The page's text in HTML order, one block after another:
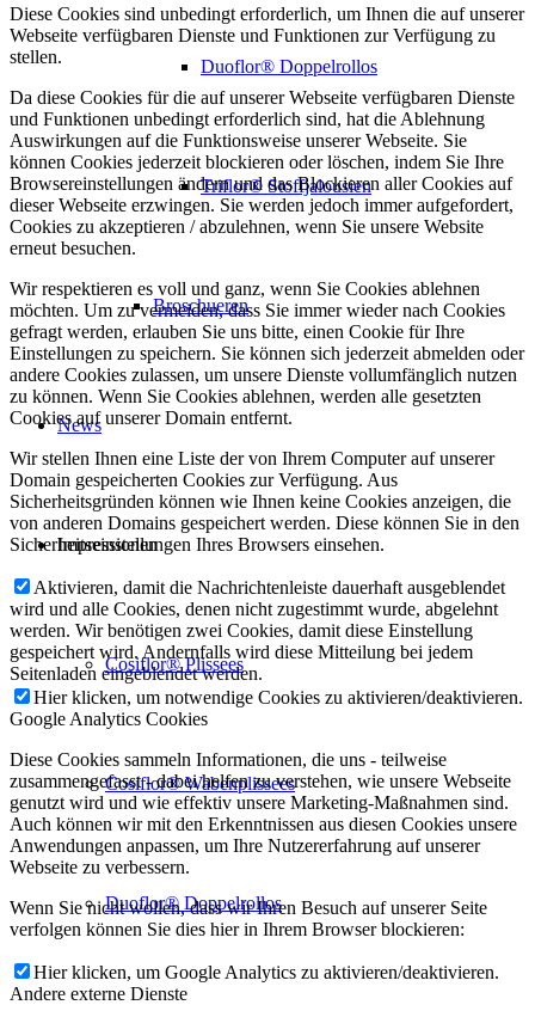
Duoflor® Doppelrollos
Triflor® Stoffjalousien
Broschueren
News
Impressionen
Cosiflor® Plissees
Cosiflor® Wabenplissees
Duoflor® Doppelrollos
Diese Cookies sind unbedingt erforderlich, um Ihnen die auf unserer
Webseite verfügbaren Dienste und Funktionen zur Verfügung zu
stellen.
Da diese Cookies für die auf unserer Webseite verfügbaren Dienste
und Funktionen unbedingt erforderlich sind, hat die Ablehnung
Auswirkungen auf die Funktionsweise unserer Webseite. Sie
können Cookies jederzeit blockieren oder löschen, indem Sie Ihre
Browsereinstellungen ändern und das Blockieren aller Cookies auf
dieser Webseite erzwingen. Sie werden jedoch immer aufgefordert,
Cookies zu akzeptieren / abzulehnen, wenn Sie unsere Website
erneut besuchen.
Wir respektieren es voll und ganz, wenn Sie Cookies ablehnen
möchten. Um zu vermeiden, dass Sie immer wieder nach Cookies
gefragt werden, erlauben Sie uns bitte, einen Cookie für Ihre
Einstellungen zu speichern. Sie können sich jederzeit abmelden oder
andere Cookies zulassen, um unsere Dienste vollumfänglich nutzen
zu können. Wenn Sie Cookies ablehnen, werden alle gesetzten
Cookies auf unserer Domain entfernt.
Wir stellen Ihnen eine Liste der von Ihrem Computer auf unserer
Domain gespeicherten Cookies zur Verfügung. Aus
Sicherheitsgründen können wie Ihnen keine Cookies anzeigen, die
von anderen Domains gespeichert werden. Diese können Sie in den
Sicherheitseinstellungen Ihres Browsers einsehen.
Aktivieren, damit die Nachrichtenleiste dauerhaft ausgeblendet
wird und alle Cookies, denen nicht zugestimmt wurde, abgelehnt
werden. Wir benötigen zwei Cookies, damit diese Einstellung
gespeichert wird. Andernfalls wird diese Mitteilung bei jedem
Seitenladen eingeblendet werden.
Hier klicken, um notwendige Cookies zu aktivieren/deaktivieren.
Google Analytics Cookies
Diese Cookies sammeln Informationen, die uns - teilweise
zusammengefasst - dabei helfen zu verstehen, wie unsere Webseite
genutzt wird und wie effektiv unsere Marketing-Maßnahmen sind.
Auch können wir mit den Erkenntnissen aus diesen Cookies unsere
Anwendungen anpassen, um Ihre Nutzererfahrung auf unserer
Webseite zu verbessern.
Wenn Sie nicht wollen, dass wir Ihren Besuch auf unserer Seite
verfolgen können Sie dies hier in Ihrem Browser blockieren:
Hier klicken, um Google Analytics zu aktivieren/deaktivieren.
Andere externe Dienste